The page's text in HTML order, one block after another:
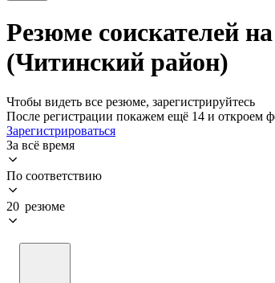
Резюме соискателей
(Читинский район)
Чтобы видеть все резюме, зарегистрируйтесь
После регистрации покажем ещё 14 и откроем
Зарегистрироваться
За всё время
По соответствию
20 резюме